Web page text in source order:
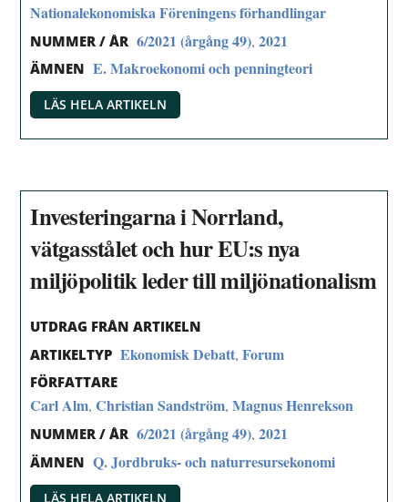
Nationalekonomiska Föreningens förhandlingar
NUMMER / ÅR 6/2021 (årgång 49),2021
ÄMNEN E. Makroekonomi och penningteori
LÄS HELA ARTIKELN
Investeringarna i Norrland,
vätgasstålet och hur EU:s nya
miljöpolitik leder till miljönationalism
UTDRAG FRÅN ARTIKELN
ARTIKELTYP Ekonomisk Debatt,Forum
FÖRFATTARE
Carl Alm,Christian Sandström,Magnus Henrekson
NUMMER / ÅR 6/2021 (årgång 49),2021
ÄMNEN Q. Jordbruks- och naturresursekonomi
LÄS HELA ARTIKELN